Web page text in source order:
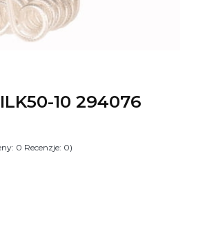
10 294076
0 Recenzje: 0)